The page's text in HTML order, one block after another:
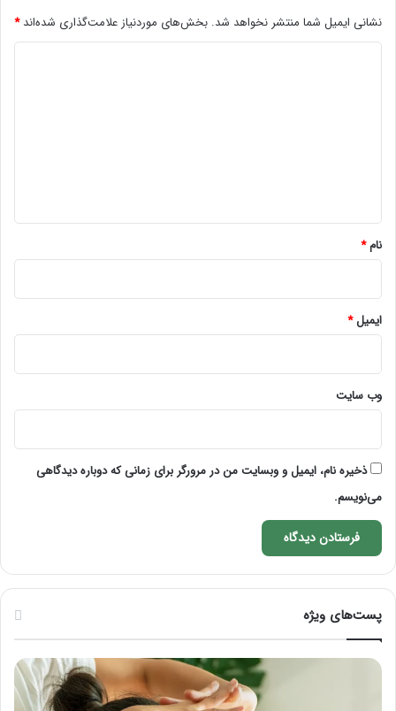
نشانی ایمیل شما منتشر نخواهد شد. بخش‌های موردنیاز علامت‌گذاری شده‌اند*
نام*
ایمیل*
وب‌ سایت
ذخیره نام، ایمیل و وبسایت من در مرورگر برای زمانی که دوباره دیدگاهی
می‌نویسم.
پست‌های ویژه
ماساژ